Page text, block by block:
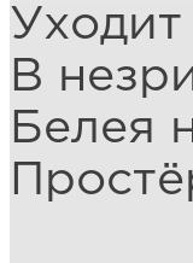
В
Белея